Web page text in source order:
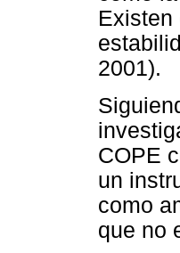
Existen
2001).
COPE
un
como
que no